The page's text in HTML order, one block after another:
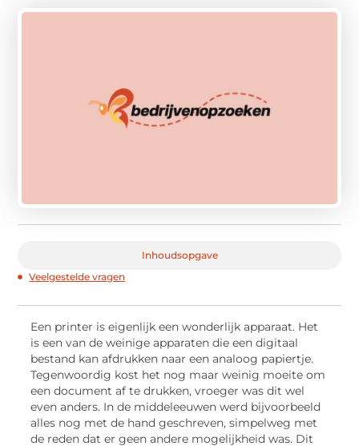
Inhoudsopgave
Veelgestelde vragen
Een printer is eigenlijk een wonderlijk apparaat. Het
is een van de weinige apparaten die een digitaal
bestand kan afdrukken naar een analoog papiertje.
Tegenwoordig kost het nog maar weinig moeite om
een document af te drukken, vroeger was dit wel
even anders. In de middeleeuwen werd bijvoorbeeld
alles nog met de hand geschreven, simpelweg met
de reden dat er geen andere mogelijkheid was. Dit